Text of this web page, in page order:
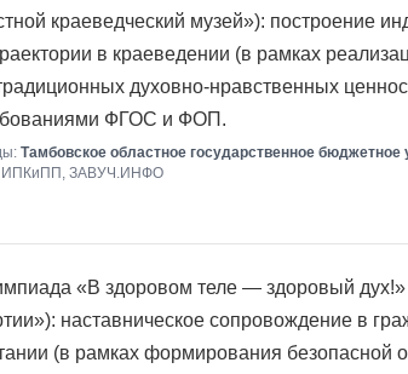
краеведческий музей»): построение
в краеведении (в рамках
духовно-нравственных
ФГОС и ФОП.
Тамбовское областное государственное
, ИПКиПП, ЗАВУЧ.ИНФО
«В здоровом теле — здоровый
наставническое сопровождение в
(в рамках формирования безопасной